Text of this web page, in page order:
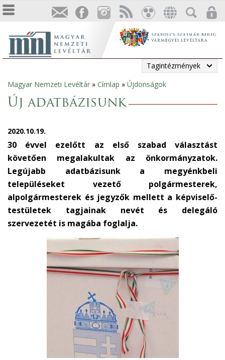
Tagintézmények
Jelenlegi
hely
Magyar Nemzeti Levéltár » Címlap » Újdonságok
Új adatbázisunk
2020.10.19.
30 évvel ezelőtt az első szabad választást
követően megalakultak az önkormányzatok.
Legújabb adatbázisunk a megyénkbeli
településeket vezető polgármesterek,
alpolgármesterek és jegyzők mellett a képviselő-
testületek tagjainak nevét és delegáló
szervezetét is magába foglalja.